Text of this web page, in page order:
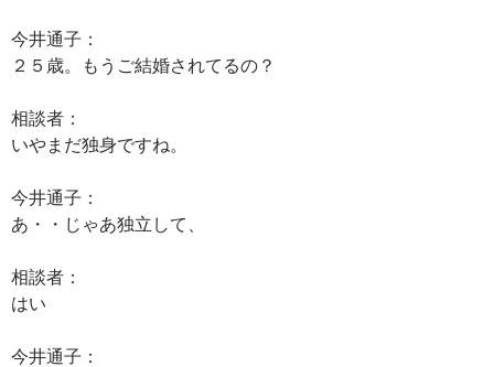
今井通子：
２５歳。もうご結婚されてるの？
相談者：
いやまだ独身ですね。
今井通子：
あ・・じゃあ独立して、
相談者：
はい
今井通子：